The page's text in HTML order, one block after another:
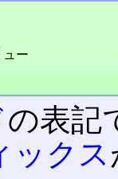
ュー
の表記
ックス